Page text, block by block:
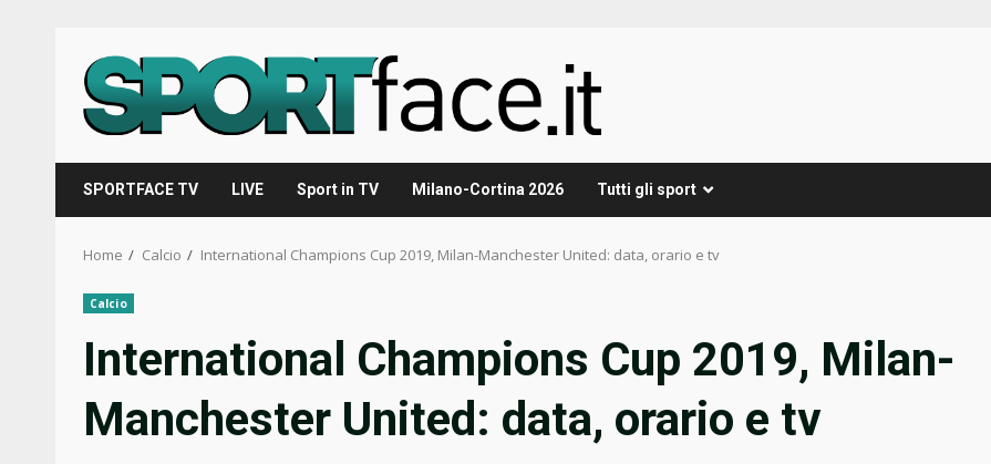
content
SPORTFACE TV LIVE Sport in TV Milano-Cortina 2026 Tutti gli sport
Home Calcio International Champions Cup 2019, Milan-Manchester United: data, orario e tv
Calcio
International Champions Cup 2019, Milan-
Manchester United: data, orario e tv